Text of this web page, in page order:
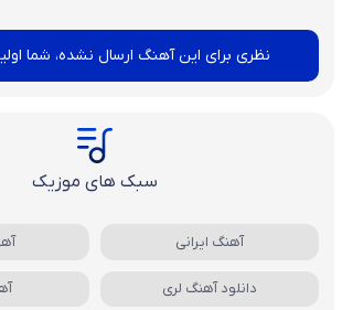
نظری برای این آهنگ ارسال نشده، شما
سبک های موزیک
آهنگ ایرانی
دانلود آهنگ لری